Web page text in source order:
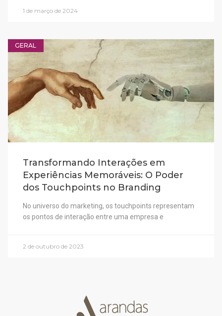
1 de março de 2024
GERAL
Transformando Interações em
Experiências Memoráveis: O Poder
dos Touchpoints no Branding
No universo do marketing, os touchpoints representam
os pontos de interação entre uma empresa e
2 de outubro de 2023